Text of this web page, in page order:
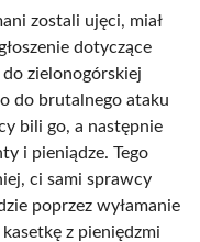
zostali ujęci, miał
dotyczące
zielonogórskiej
do brutalnego ataku
bili go, a następnie
i pieniądze. Tego
ci sami sprawcy
poprzez wyłamanie
z pieniędzmi